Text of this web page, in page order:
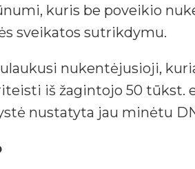
kuris be poveikio
sveikatos sutrikdymu.
nukentėjusioji,
iš žagintojo 50 tūkst.
nustatyta jau minėtu